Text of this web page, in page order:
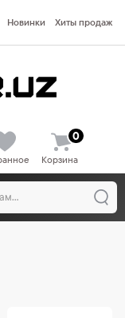
Новинки Хиты продаж
Корзина
0